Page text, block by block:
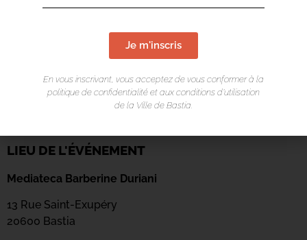
LIEU DE L'ÉVÉNEMENT
Mediateca Barberine Duriani
13 Rue Saint-Exupéry
20600 Bastia
Je m'inscris
En vous inscrivant, vous acceptez de vous conformer à la
politique de confidentialité et aux conditions d’utilisation
de la Ville de Bastia.